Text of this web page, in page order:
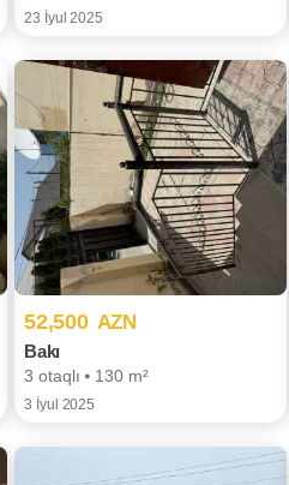
23 İyul 2025
52,500 AZN
Bakı
3 otaqlı ⦁ 130 m²
3 İyul 2025